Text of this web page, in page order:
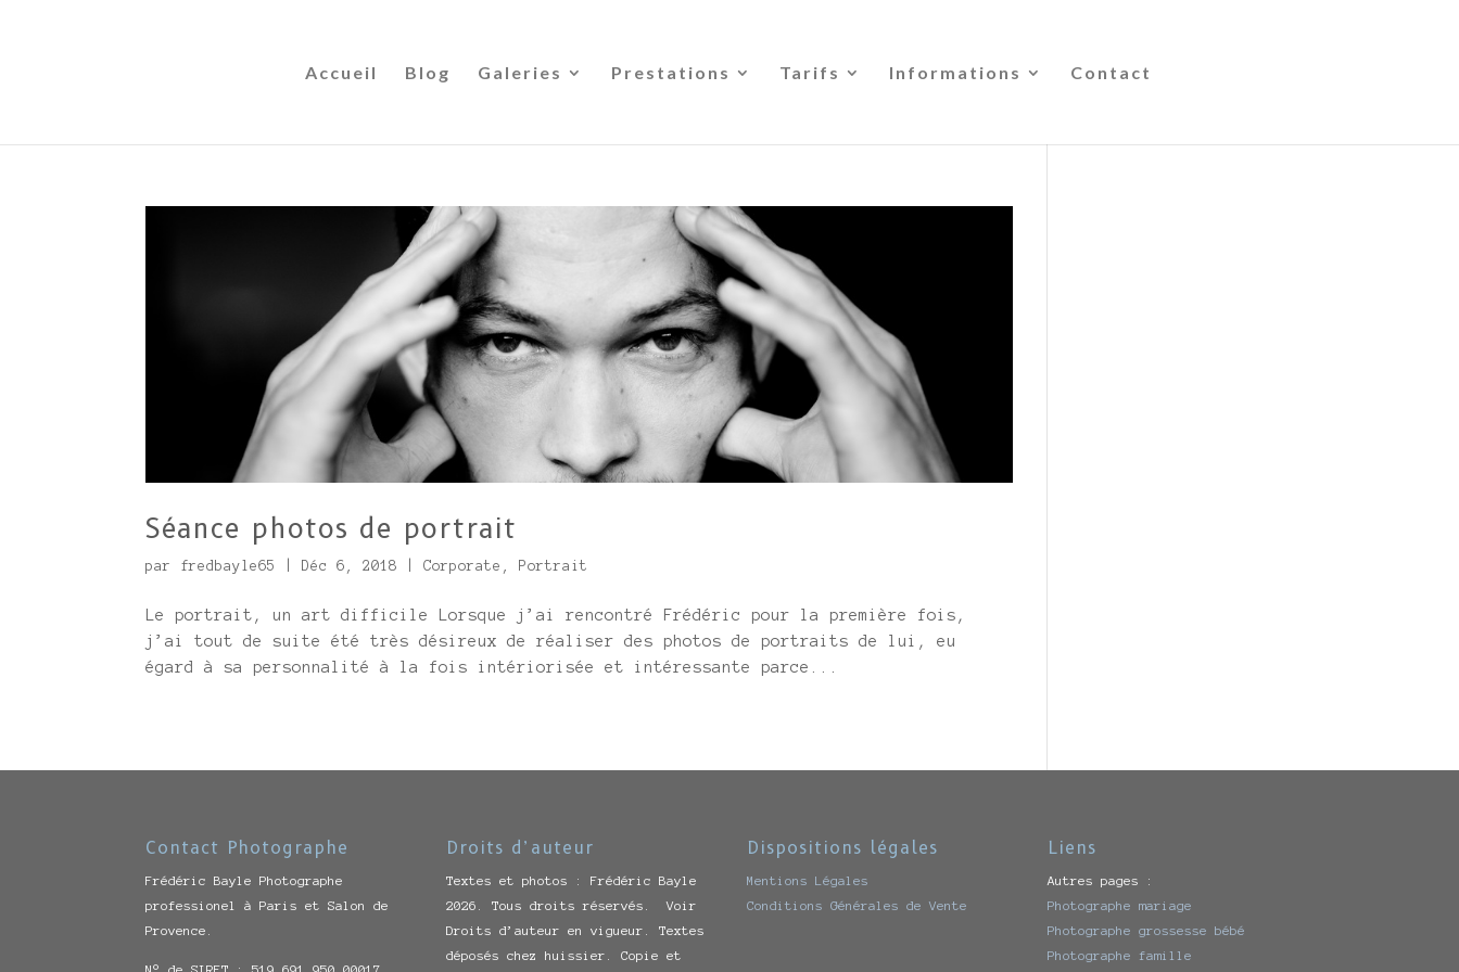
Accueil Blog Galeries Prestations Tarifs Informations Contact
Séance photos de portrait
par fredbayle65 Déc 6, 2018 |Corporate , Portrait
Le portrait, un art difficile Lorsque j’ai rencontré Frédéric pour la première fois,
j’ai tout de suite été très désireux de réaliser des photos de portraits de lui, eu
égard à sa personnalité à la fois intériorisée et intéressante parce...
Contact Photographe
Frédéric Bayle Photographe
professionel à Paris et Salon de
Provence.
Droits d’auteur
Textes et photos : Frédéric Bayle
2026. Tous droits réservés. Voir
Droits d’auteur en vigueur. Textes
déposés chez huissier. Copie et
Dispositions légales
Mentions Légales
Conditions Générales de Vente
Liens
Autres pages :
Photographe mariage
Photographe grossesse bébé
Photographe famille